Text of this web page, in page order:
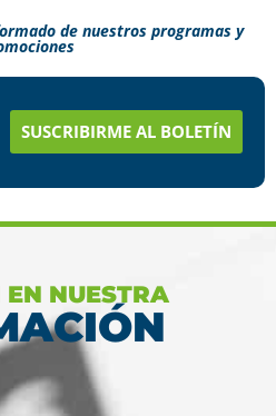
menos tiempo
de nuestros programas y
SUSCRIBIRME AL BOLETÍN
NUESTRA